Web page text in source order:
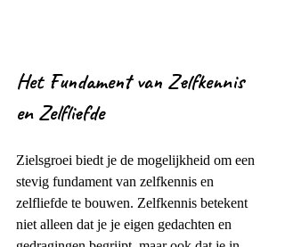
Het Fundament van Zelfkennis
en Zelfliefde
Zielsgroei biedt je de mogelijkheid om een
stevig fundament van zelfkennis en
zelfliefde te bouwen. Zelfkennis betekent
niet alleen dat je je eigen gedachten en